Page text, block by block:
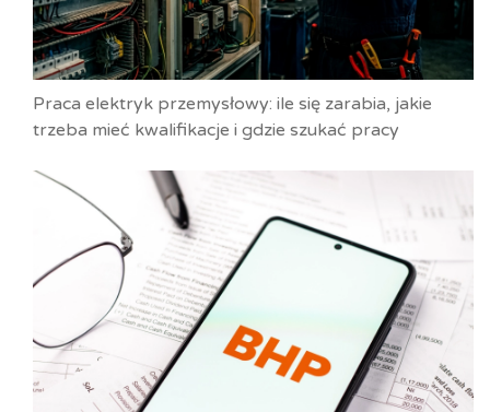
Praca elektryk przemysłowy: ile się zarabia, jakie
trzeba mieć kwalifikacje i gdzie szukać pracy